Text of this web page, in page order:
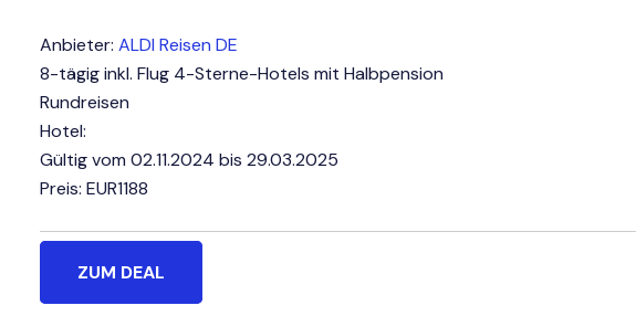
Anbieter: ALDI Reisen DE
8-tägig inkl. Flug 4-Sterne-Hotels mit Halbpension
Rundreisen
Hotel:
Gültig vom 02.11.2024 bis 29.03.2025
Preis: EUR1188
ZUM DEAL